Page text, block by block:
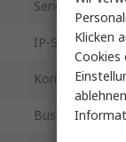
Serie
IP-Schutzart
Kompatible
Bustype
Klicken
Cookies